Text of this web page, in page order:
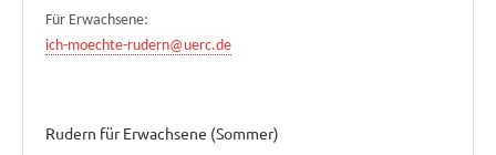
Für Erwachsene:
ich-moechte-rudern@uerc.de
Rudern für Erwachsene (Sommer)